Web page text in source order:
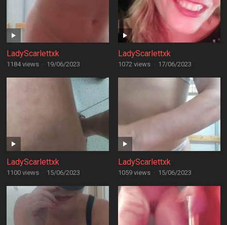
LadyScarlettxk
1184 views · 19/06/2023
LadyScarlettxk
1072 views · 17/06/2023
LadyScarlettxk
1100 views · 15/06/2023
LadyScarlettxk
1059 views · 15/06/2023